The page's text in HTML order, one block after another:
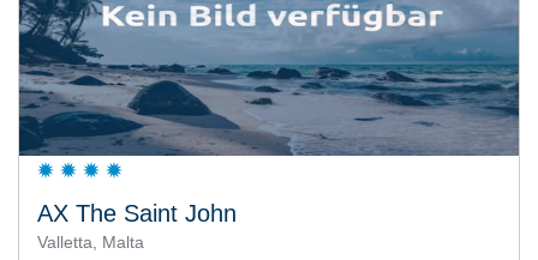
AX The Saint John
Valletta, Malta